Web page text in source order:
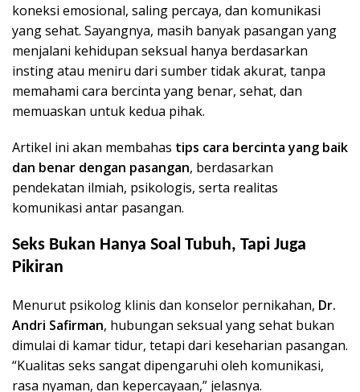
koneksi emosional, saling percaya, dan komunikasi
yang sehat. Sayangnya, masih banyak pasangan yang
menjalani kehidupan seksual hanya berdasarkan
insting atau meniru dari sumber tidak akurat, tanpa
memahami cara bercinta yang benar, sehat, dan
memuaskan untuk kedua pihak.
Artikel ini akan membahas tips cara bercinta yang baik
dan benar dengan pasangan, berdasarkan
pendekatan ilmiah, psikologis, serta realitas
komunikasi antar pasangan.
Seks Bukan Hanya Soal Tubuh, Tapi Juga
Pikiran
Menurut psikolog klinis dan konselor pernikahan, Dr.
Andri Safirman, hubungan seksual yang sehat bukan
dimulai di kamar tidur, tetapi dari keseharian pasangan.
“Kualitas seks sangat dipengaruhi oleh komunikasi,
rasa nyaman, dan kepercayaan,” jelasnya.